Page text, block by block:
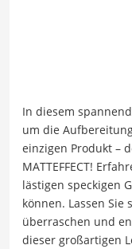
In diesem
um die
einzigen Produkt –
MATTEFFECT!
lästigen speckigen
können. Lassen Sie
überraschen und
dieser großartigen